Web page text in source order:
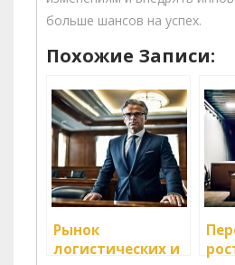
больше шансов на успех.
Похожие Записи:
Рынок
логистических и